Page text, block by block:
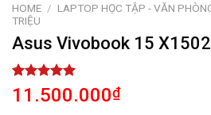
HOME / LAPTOP HỌC TẬP - VĂN
TRIỆU
Asus Vivobook 15
Rated5.00
out of 5
1
11.500.000₫